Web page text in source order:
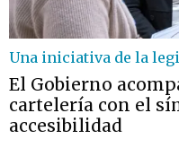
Una iniciativa de la
El Gobierno
cartelería con el
accesibilidad